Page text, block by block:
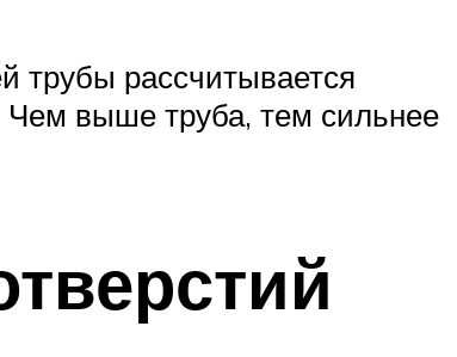
рассчитывается
Чем выше труба, тем сильнее